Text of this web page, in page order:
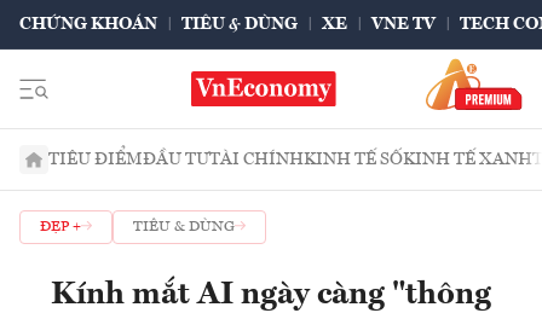
CHỨNG KHOÁN TIÊU & DÙNG XE VNE TV TECH
TIÊU ĐIỂMĐẦU TƯTÀI CHÍNHKINH TẾ SỐKINH TẾ XANH
ĐẸP + TIÊU & DÙNG
Kính mắt AI ngày càng "thông